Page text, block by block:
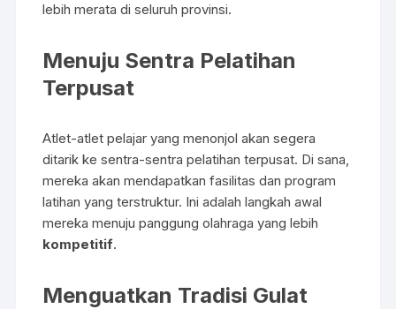
lebih merata di seluruh provinsi.
Menuju Sentra Pelatihan
Terpusat
Atlet-atlet pelajar yang menonjol akan segera
ditarik ke sentra-sentra pelatihan terpusat. Di sana,
mereka akan mendapatkan fasilitas dan program
latihan yang terstruktur. Ini adalah langkah awal
mereka menuju panggung olahraga yang lebih
kompetitif.
Menguatkan Tradisi Gulat